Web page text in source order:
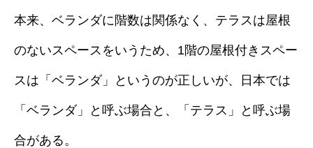
本来、ベランダに階数は関係なく、テラスは屋根
のないスペースをいうため、1階の屋根付きスペー
スは「ベランダ」というのが正しいが、日本では
「ベランダ」と呼ぶ場合と、「テラス」と呼ぶ場
合がある。